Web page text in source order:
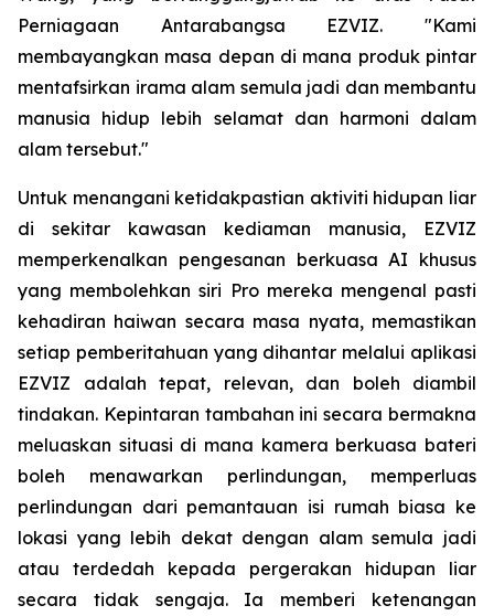
Perniagaan Antarabangsa EZVIZ. "Kami
membayangkan masa depan di mana produk pintar
mentafsirkan irama alam semula jadi dan membantu
manusia hidup lebih selamat dan harmoni dalam
alam tersebut."
Untuk menangani ketidakpastian aktiviti hidupan liar
di sekitar kawasan kediaman manusia, EZVIZ
memperkenalkan pengesanan berkuasa AI khusus
yang membolehkan siri Pro mereka mengenal pasti
kehadiran haiwan secara masa nyata, memastikan
setiap pemberitahuan yang dihantar melalui aplikasi
EZVIZ adalah tepat, relevan, dan boleh diambil
tindakan. Kepintaran tambahan ini secara bermakna
meluaskan situasi di mana kamera berkuasa bateri
boleh menawarkan perlindungan, memperluas
perlindungan dari pemantauan isi rumah biasa ke
lokasi yang lebih dekat dengan alam semula jadi
atau terdedah kepada pergerakan hidupan liar
secara tidak sengaja. Ia memberi ketenangan